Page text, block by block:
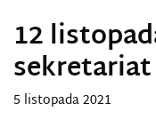
12
5 listopada 2021